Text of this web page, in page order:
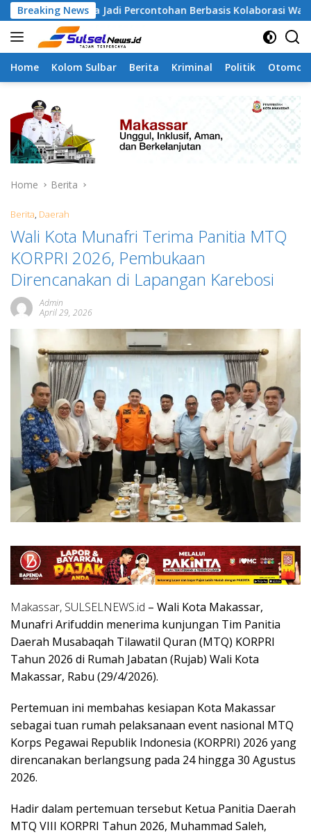
Skip
to
content
Breaking News
Jadi Percontohan Berbasis Kolaborasi Warga
Home Kolom Sulbar Berita Kriminal Politik
Home Berita
Berita, Daerah
Wali Kota Munafri Terima Panitia MTQ
KORPRI 2026, Pembukaan
Direncanakan di Lapangan Karebosi
Admin
April 29, 2026
Makassar, SULSELNEWS.id – Wali Kota Makassar,
Munafri Arifuddin menerima kunjungan Tim Panitia
Daerah Musabaqah Tilawatil Quran (MTQ) KORPRI
Tahun 2026 di Rumah Jabatan (Rujab) Wali Kota
Makassar, Rabu (29/4/2026).
Pertemuan ini membahas kesiapan Kota Makassar
sebagai tuan rumah pelaksanaan event nasional MTQ
Korps Pegawai Republik Indonesia (KORPRI) 2026 yang
direncanakan berlangsung pada 24 hingga 30 Agustus
2026.
Hadir dalam pertemuan tersebut Ketua Panitia Daerah
MTQ VIII KORPRI Tahun 2026, Muhammad Saleh,